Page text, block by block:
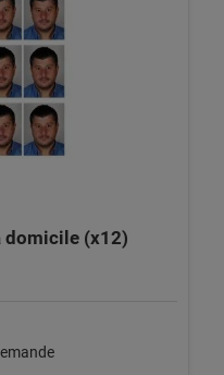
domicile (x12)